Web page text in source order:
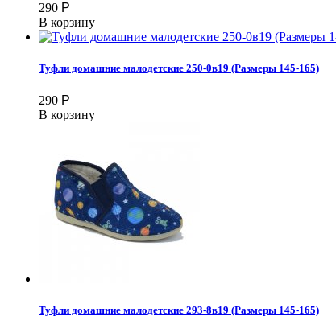
290 Р
В корзину
Туфли домашние малодетские 250-0в19 (Размеры 145-165)
290 Р
В корзину
Туфли домашние малодетские 293-8в19 (Размеры 145-165)